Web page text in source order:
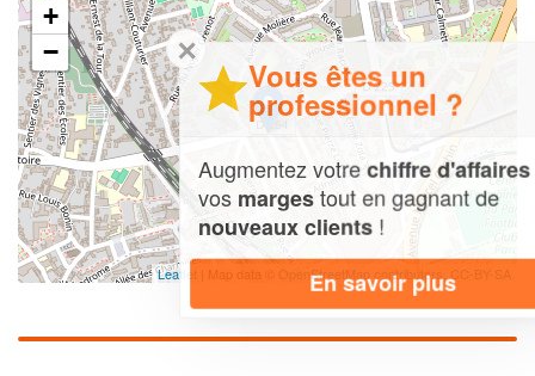
+
−
Leaflet | Map data © OpenStreetMap contributors, CC-BY-SA
✕
Vous êtes un
professionnel ?
Augmentez votrechiffre d'affaireset
vos
margestout en gagnant de
nouveaux clients!
En savoir plus